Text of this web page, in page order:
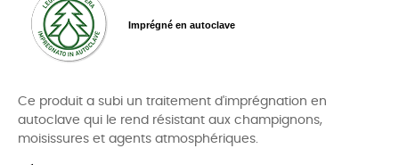
Imprégné en autoclave
Ce produit a subi un traitement d'imprégnation en
autoclave qui le rend résistant aux champignons,
moisissures et agents atmosphériques.